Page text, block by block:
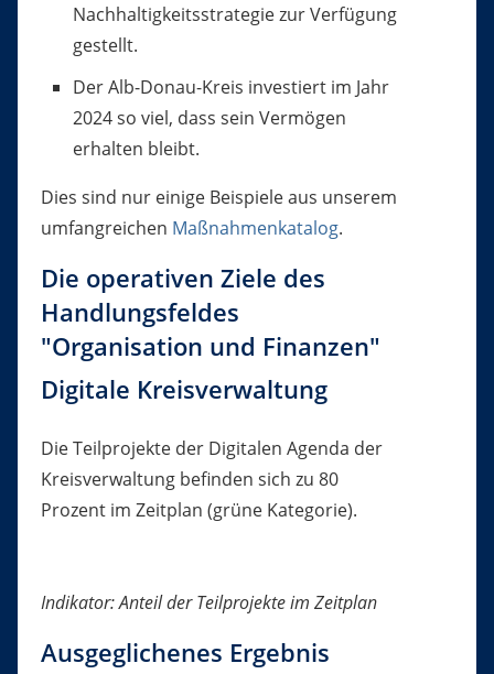
Nachhaltigkeitsstrategie zur Verfügung
gestellt.
Der Alb-Donau-Kreis investiert im Jahr
2024 so viel, dass sein Vermögen
erhalten bleibt.
Dies sind nur einige Beispiele aus unserem
umfangreichen Maßnahmenkatalog.
Die operativen Ziele des
Handlungsfeldes
"Organisation und Finanzen"
Digitale Kreisverwaltung
Die Teilprojekte der Digitalen Agenda der
Kreisverwaltung befinden sich zu 80
Prozent im Zeitplan (grüne Kategorie).
Indikator: Anteil der Teilprojekte im Zeitplan
Ausgeglichenes Ergebnis